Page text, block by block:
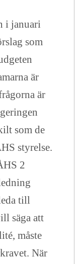
i januari
som
är
är
som de
styrelse.
2
till
säga att
måste
När